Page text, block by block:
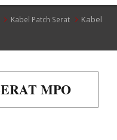
Kabel Patch Serat
Kabel
MPO